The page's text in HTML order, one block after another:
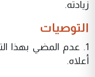
زيادته.
التوصيات
1. عدم المضي بهذا
أعلاه.